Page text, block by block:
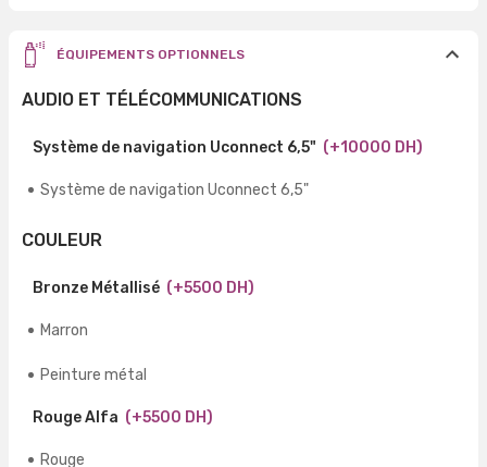
ÉQUIPEMENTS OPTIONNELS
AUDIO ET TÉLÉCOMMUNICATIONS
Système de navigation Uconnect 6,5" (+10000 DH)
Système de navigation Uconnect 6,5"
COULEUR
Bronze Métallisé (+5500 DH)
Marron
Peinture métal
Rouge Alfa (+5500 DH)
Rouge